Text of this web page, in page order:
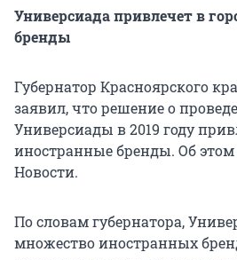
Универсиада привлечет в
бренды
Губернатор Красноярского
заявил, что решение о
Универсиады в 2019 году
иностранные бренды. Об
Новости.
По словам губернатора,
множество иностранных